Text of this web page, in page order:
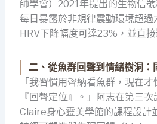
師學會）2021年提出的生物信
每日暴露於非規律震動環境超過
HRV下降幅度可達23%，並直
二、從魚群回聲到情緒樹洞：
「我習慣用聲納看魚群，現在
『回聲定位』。」阿志在第三
Claire身心靈美學館的課程設計